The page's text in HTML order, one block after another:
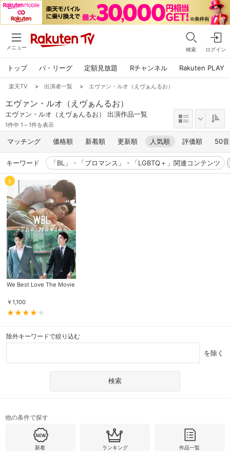
メニュー 検索 ログイン
トップ パ・リーグ 定額見放題 Rチャンネル Rakuten PLAY
楽天TV > 出演者一覧 > エヴァン・ルオ（えヴぁんるお）
エヴァン・ルオ（えヴぁんるお）
エヴァン・ルオ（えヴぁんるお） 出演作品一覧
1件中 1～1件を表示
マッチング 価格順 新着順 更新順 人気順 評価順 50
キーワード 「BL」・「ブロマンス」・「LGBTQ＋」関連コンテンツ
1
We Best Love The Movie
￥1,100
除外キーワードで絞り込む
を除く
他の条件で探す
新着 ランキング 作品一覧